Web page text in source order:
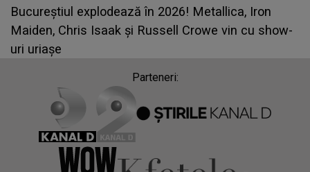
Bucureștiul explodează în 2026! Metallica, Iron
Maiden, Chris Isaak și Russell Crowe vin cu show-
uri uriașe
Parteneri: